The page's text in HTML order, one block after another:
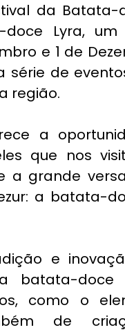
da
Lyra,
e 1 de
série de
região.
a
que nos
a grande
a batata-
e
batata-doce
como o
de